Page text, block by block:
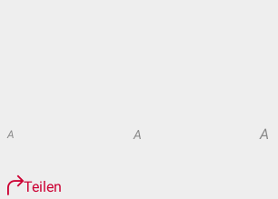
A A A
Teilen